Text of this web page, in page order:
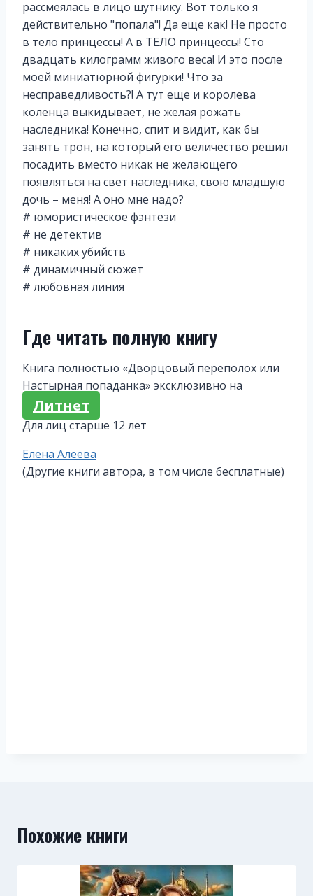
рассмеялась в лицо шутнику. Вот только я
действительно "попала"! Да еще как! Не просто
в тело принцессы! А в ТЕЛО принцессы! Сто
двадцать килограмм живого веса! И это после
моей миниатюрной фигурки! Что за
несправедливость?! А тут еще и королева
коленца выкидывает, не желая рожать
наследника! Конечно, спит и видит, как бы
занять трон, на который его величество решил
посадить вместо никак не желающего
появляться на свет наследника, свою младшую
дочь – меня! А оно мне надо?
# юмористическое фэнтези
# не детектив
# никаких убийств
# динамичный сюжет
# любовная линия
Где читать полную книгу
Книга полностью «Дворцовый переполох или
Настырная попаданка» эксклюзивно на
Литнет
Для лиц старше 12 лет
Метки
записи:
Елена Алеева
(Другие книги автора, в том числе бесплатные)
Похожие книги